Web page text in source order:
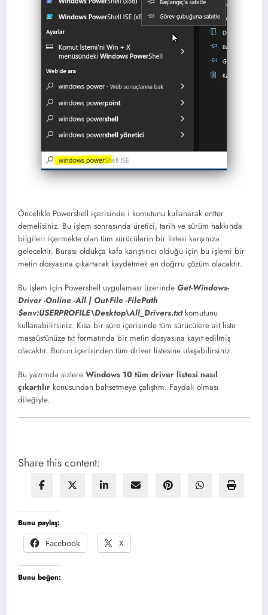
Öncelikle Powershell içerisinde i komutunu kullanarak entter
demelisiniz. Bu işlem sonrasında üretici, tarih ve sürüm hakkında
bilgileri içermekte olan tüm sürücülerin bir listesi karşınıza
gelecektir. Burası oldukça kafa karıştırıcı olduğu için bu işlemi bir
metin dosyasına çıkartarak kaydetmek en doğrru çözüm olacaktır.
Bu işlem için Powershell uygulaması üzerinde Get-Windows-
Driver -Online -All | Out-File -FilePath
$env:USERPROFILE\Desktop\All_Drivers.txt komutunu
kullanabilirsiniz. Kısa bir süre içerisinde tüm sürücülere ait liste
masaüstünüze txt formatında bir metin dosyasına kayıt edilmiş
olacaktır. Bunun içerisinden tüm driver listesine ulaşabilirsiniz.
Bu yazımda sizlere Windows 10 tüm driver listesi nasıl
çıkartılır konusundan bahsetmeye çalıştım. Faydalı olması
dileğiyle.
Share this content:
Bunu paylaş:
Facebook
X
Bunu beğen: